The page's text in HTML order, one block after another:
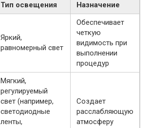
Тип освещения Назначение
Яркий,
равномерный свет
Обеспечивает
четкую
видимость при
выполнении
процедур
Мягкий,
регулируемый
свет (например,
светодиодные
ленты,
Создает
расслабляющую
атмосферу